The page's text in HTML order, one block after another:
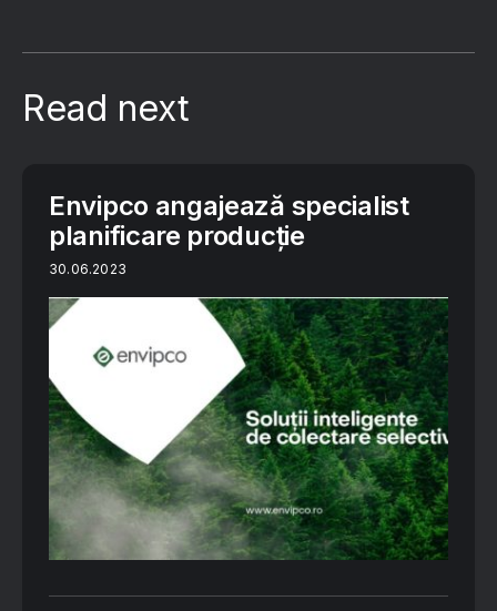
Read next
Envipco angajează specialist
planificare producție
30.06.2023